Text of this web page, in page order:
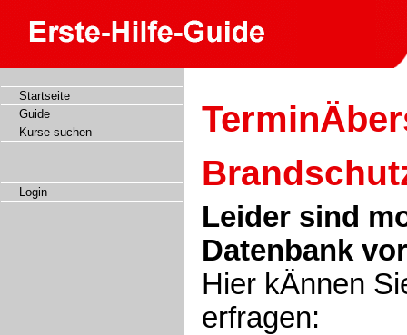
Startseite
Guide
Kurse suchen
Login
Leider sind
Datenbank
Hier kÄnnen
erfragen: